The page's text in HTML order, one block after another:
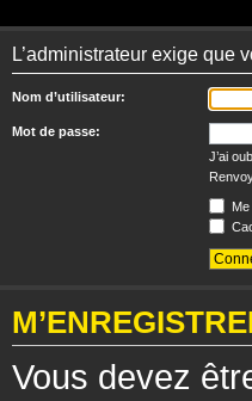
L’administrateur exige que
Nom d’utilisateur:
Mot de passe:
J’ai
Vous devez